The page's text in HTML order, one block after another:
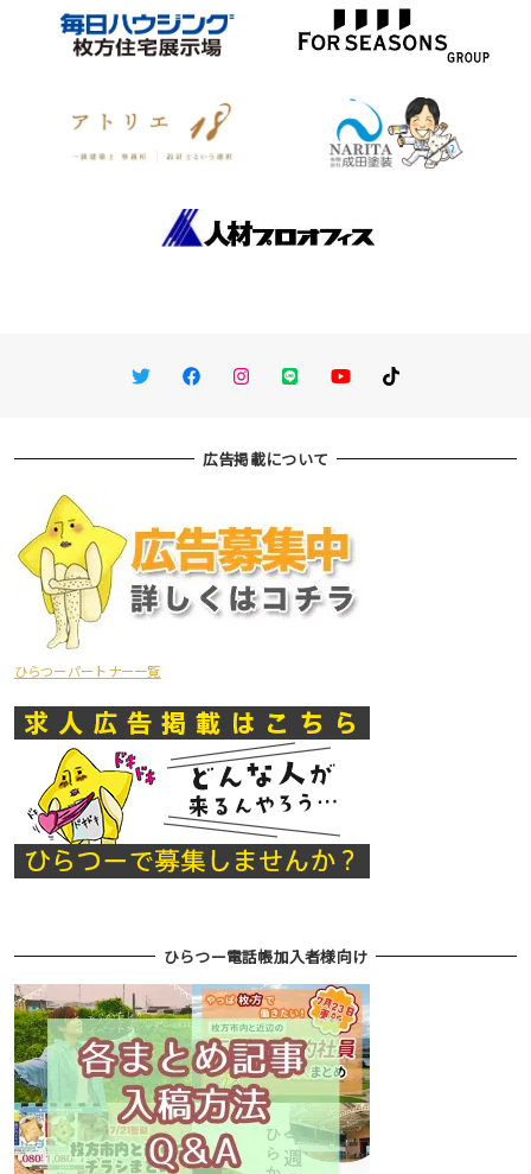
TwitterFacebookInstagram
LINE You TubeTikTok
広告掲載について
ひらつーパートナー一覧
ひらつー電話帳加入者様向け